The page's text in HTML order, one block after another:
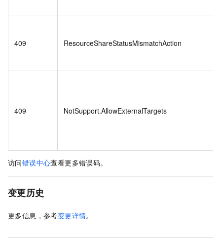
409 ResourceShareStatusMismatchAction
409 NotSupport.AllowExternalTargets
访问错误中心查看更多错误码。
变更历史
更多信息，参考变更详情。